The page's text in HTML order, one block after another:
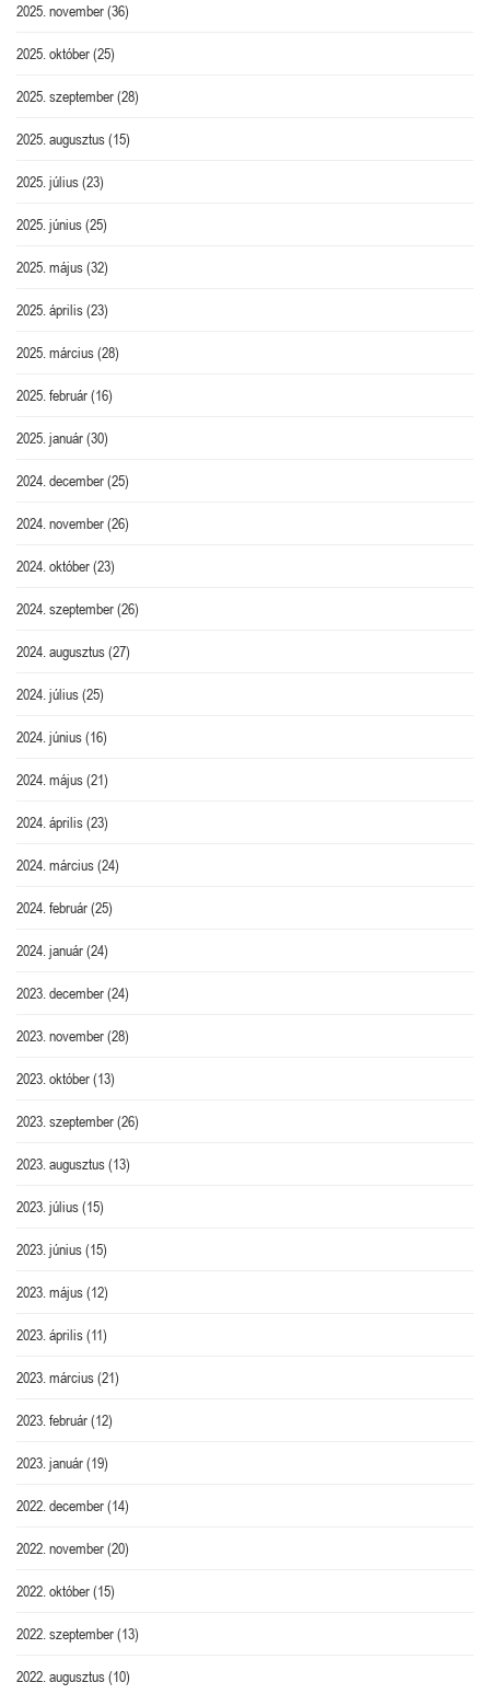
2025. november(36)
2025. október(25)
2025. szeptember(28)
2025. augusztus(15)
2025. július(23)
2025. június(25)
2025. május(32)
2025. április(23)
2025. március(28)
2025. február(16)
2025. január(30)
2024. december(25)
2024. november(26)
2024. október(23)
2024. szeptember(26)
2024. augusztus(27)
2024. július(25)
2024. június(16)
2024. május(21)
2024. április(23)
2024. március(24)
2024. február(25)
2024. január(24)
2023. december(24)
2023. november(28)
2023. október(13)
2023. szeptember(26)
2023. augusztus(13)
2023. július(15)
2023. június(15)
2023. május(12)
2023. április(11)
2023. március(21)
2023. február(12)
2023. január(19)
2022. december(14)
2022. november(20)
2022. október(15)
2022. szeptember(13)
2022. augusztus(10)